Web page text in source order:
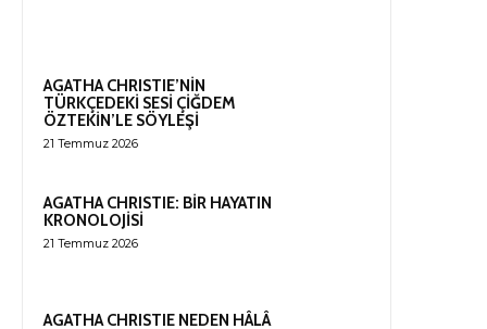
AGATHA CHRISTIE’NİN
TÜRKÇEDEKİ SESİ ÇİĞDEM
ÖZTEKİN’LE SÖYLEŞİ
21 Temmuz 2026
AGATHA CHRISTIE: BİR HAYATIN
KRONOLOJİSİ
21 Temmuz 2026
AGATHA CHRISTIE NEDEN HÂLÂ